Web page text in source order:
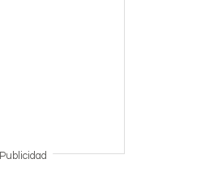
Publicidad